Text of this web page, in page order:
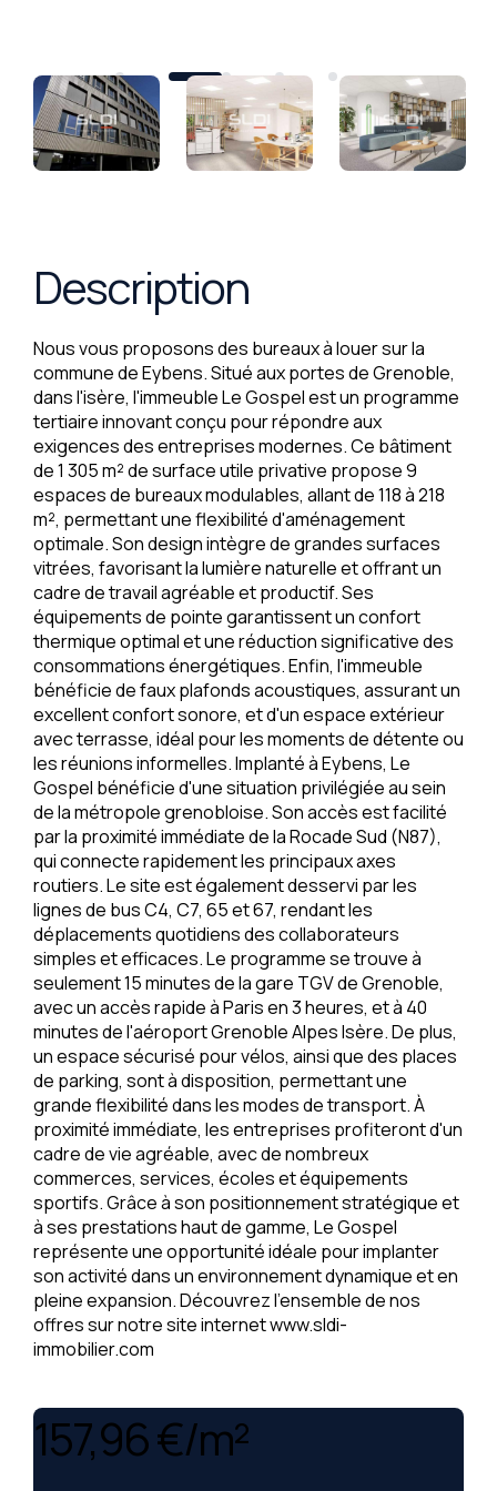
Description
Nous vous proposons des bureaux à louer sur la
commune de Eybens. Situé aux portes de Grenoble,
dans l'isère, l'immeuble Le Gospel est un programme
tertiaire innovant conçu pour répondre aux
exigences des entreprises modernes. Ce bâtiment
de 1 305 m² de surface utile privative propose 9
espaces de bureaux modulables, allant de 118 à 218
m², permettant une flexibilité d'aménagement
optimale. Son design intègre de grandes surfaces
vitrées, favorisant la lumière naturelle et offrant un
cadre de travail agréable et productif. Ses
équipements de pointe garantissent un confort
thermique optimal et une réduction significative des
consommations énergétiques. Enfin, l'immeuble
bénéficie de faux plafonds acoustiques, assurant un
excellent confort sonore, et d'un espace extérieur
avec terrasse, idéal pour les moments de détente ou
les réunions informelles. Implanté à Eybens, Le
Gospel bénéficie d'une situation privilégiée au sein
de la métropole grenobloise. Son accès est facilité
par la proximité immédiate de la Rocade Sud (N87),
qui connecte rapidement les principaux axes
routiers. Le site est également desservi par les
lignes de bus C4, C7, 65 et 67, rendant les
déplacements quotidiens des collaborateurs
simples et efficaces. Le programme se trouve à
seulement 15 minutes de la gare TGV de Grenoble,
avec un accès rapide à Paris en 3 heures, et à 40
minutes de l'aéroport Grenoble Alpes Isère. De plus,
un espace sécurisé pour vélos, ainsi que des places
de parking, sont à disposition, permettant une
grande flexibilité dans les modes de transport. À
proximité immédiate, les entreprises profiteront d'un
cadre de vie agréable, avec de nombreux
commerces, services, écoles et équipements
sportifs. Grâce à son positionnement stratégique et
à ses prestations haut de gamme, Le Gospel
représente une opportunité idéale pour implanter
son activité dans un environnement dynamique et en
pleine expansion. Découvrez l'ensemble de nos
offres sur notre site internet www.sldi-
immobilier.com
157,96 €/m²